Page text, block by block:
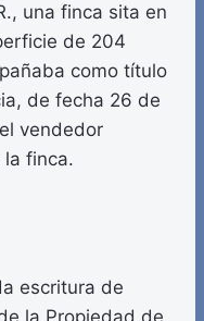
una finca sita en
de 204
como título
de fecha 26 de
vendedor
la finca.
escritura de